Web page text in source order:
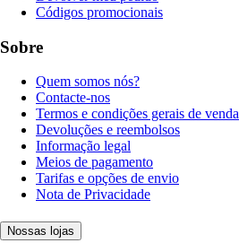
Códigos promocionais
Sobre
Quem somos nós?
Contacte-nos
Termos e condições gerais de venda
Devoluções e reembolsos
Informação legal
Meios de pagamento
Tarifas e opções de envio
Nota de Privacidade
Nossas lojas